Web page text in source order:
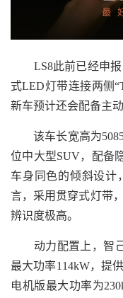
LS8此前已经申报
式LED灯带连接两侧
新车预计还会配备主
该车长宽高为
位中大型SUV，配备
车身同色的倾斜设计
言，采用贯穿式灯带
辨识度极高。
动力配置上，智己
最大功率114kW，提
电机版最大功率为